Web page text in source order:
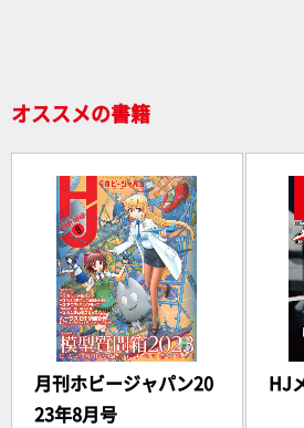
オススメの書籍
月刊ホビージャパン20
23年8月号
HJ